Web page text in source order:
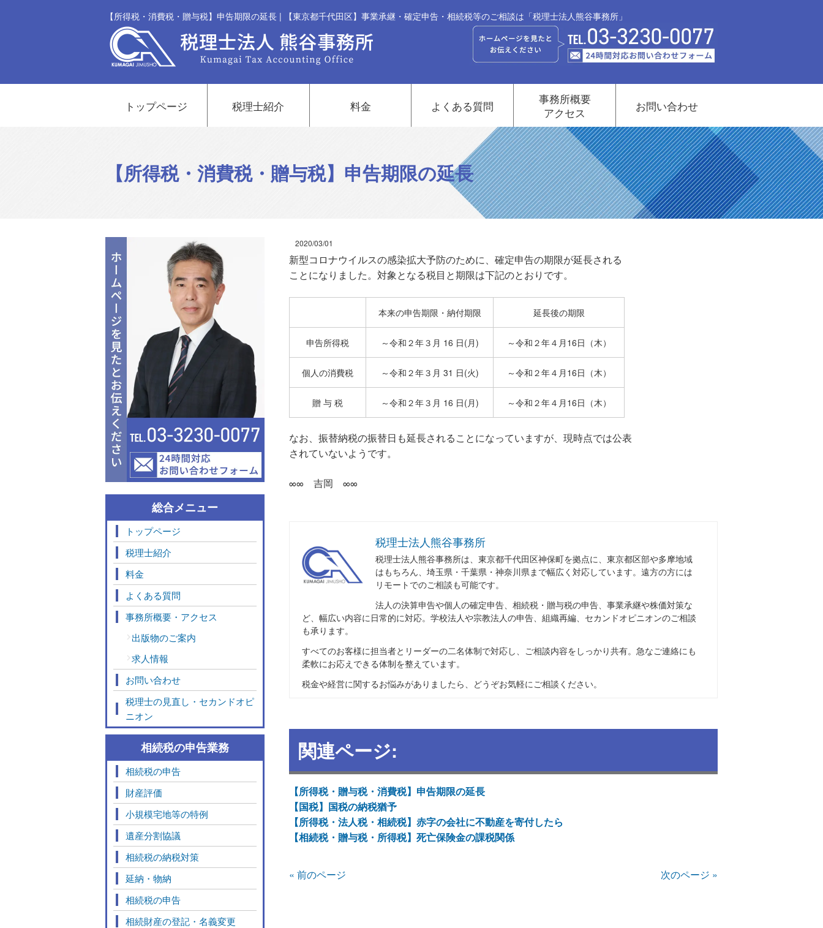
【所得税・消費税・贈与税】申告期限の延長 | 【東京都千代田区】事業承継・確定申告・相続税等のご相談は「税理士法人熊谷事務所」
トップページ 税理士紹介 料金 よくある質問
事務所概要
アクセス
お問い合わせ
【所得税・消費税・贈与税】申告期限の延長
2020/03/01
新型コロナウイルスの感染拡大予防のために、確定申告の期限が延長される
ことになりました。対象となる税目と期限は下記のとおりです。
本来の申告期限・納付期限 延長後の期限
申告所得税 ～令和２年３月 16 日(月) ～令和２年４月16日（木）
個人の消費税 ～令和２年３月 31 日(火) ～令和２年４月16日（木）
贈 与 税 ～令和２年３月 16 日(月) ～令和２年４月16日（木）
なお、振替納税の振替日も延長されることになっていますが、現時点では公表
されていないようです。
∞∞ 吉岡 ∞∞
税理士法人熊谷事務所
税理士法人熊谷事務所は、東京都千代田区神保町を拠点に、東京都区部や多摩地域
はもちろん、埼玉県・千葉県・神奈川県まで幅広く対応しています。遠方の方には
リモートでのご相談も可能です。
法人の決算申告や個人の確定申告、相続税・贈与税の申告、事業承継や株価対策な
ど、幅広い内容に日常的に対応。学校法人や宗教法人の申告、組織再編、セカンドオピニオンのご相談
も承ります。
すべてのお客様に担当者とリーダーの二名体制で対応し、ご相談内容をしっかり共有。急なご連絡にも
柔軟にお応えできる体制を整えています。
税金や経営に関するお悩みがありましたら、どうぞお気軽にご相談ください。
関連ページ:
【所得税・贈与税・消費税】申告期限の延長
【国税】国税の納税猶予
【所得税・法人税・相続税】赤字の会社に不動産を寄付したら
【相続税・贈与税・所得税】死亡保険金の課税関係
« 前のページ 次のページ »
総合メニュー
トップページ
税理士紹介
料金
よくある質問
事務所概要・アクセス
出版物のご案内
求人情報
お問い合わせ
税理士の見直し・セカンドオピ
ニオン
相続税の申告業務
相続税の申告
財産評価
小規模宅地等の特例
遺産分割協議
相続税の納税対策
延納・物納
相続税の申告
相続財産の登記・名義変更